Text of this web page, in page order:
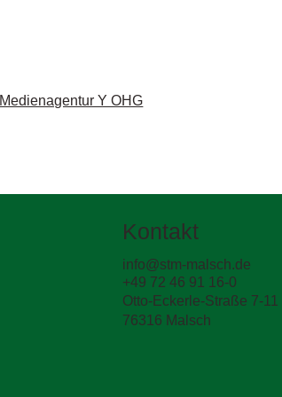
Medienagentur Y OHG
Kontakt
info@stm-malsch.de
+49 72 46 91 16-0
Otto-Eckerle-Straße 7-11
76316 Malsch